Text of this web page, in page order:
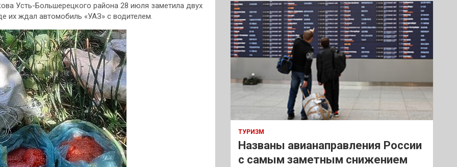
Усть-Большерецкого района 28 июля заметила двух
их ждал автомобиль «УАЗ» с водителем.
к
ТУРИЗМ
Названы авианаправления России
с самым заметным снижением